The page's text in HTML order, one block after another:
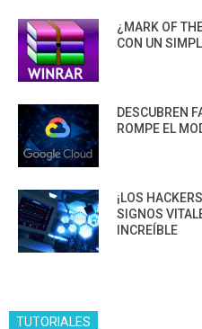
¿MARK OF
CON UN
DESCUBREN
ROMPE EL
¡LOS
SIGNOS
INCREÍBLE
TUTORIALES